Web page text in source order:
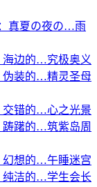
真夏の夜の…雨
海边的…究极奥义
伪装的…精灵圣母
交错的…心之光景
踌躇的…筑紫岛周
幻想的…午睡迷宫
纯洁的…学生会长